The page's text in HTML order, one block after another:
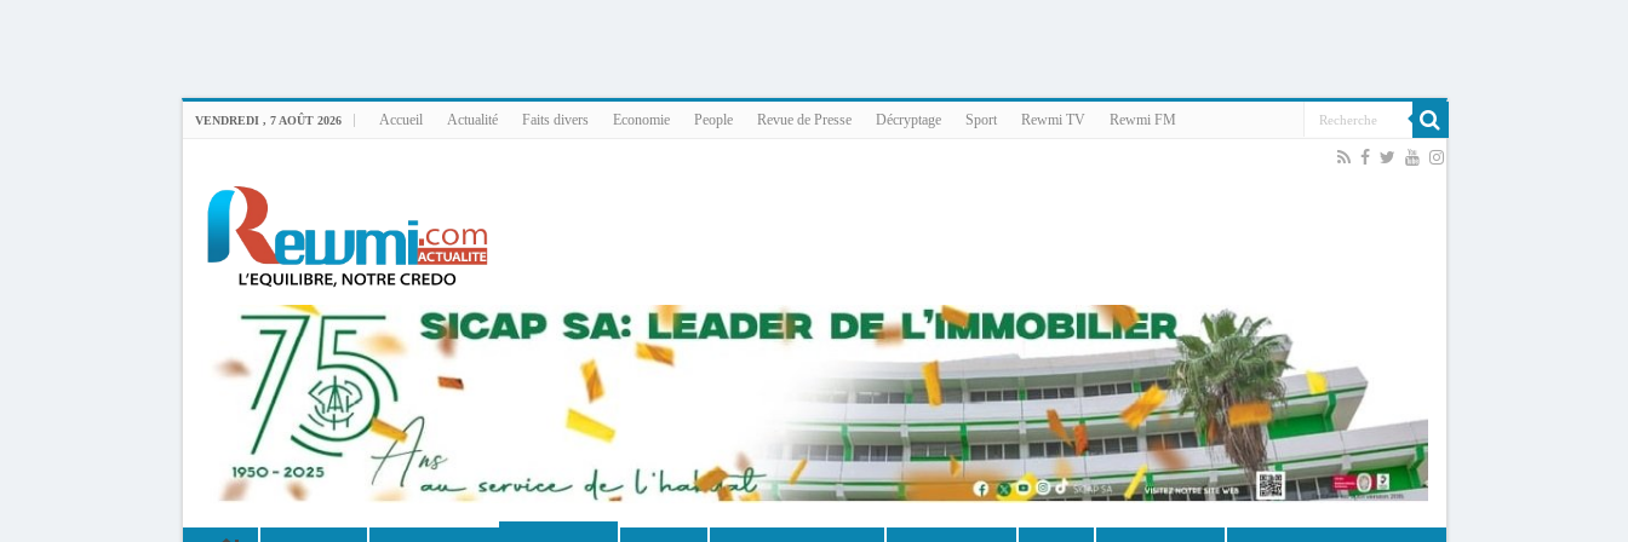
VENDREDI , 7 AOÛT 2026 Accueil Actualité Faits divers Economie People Revue de Presse Décryptage Sport Rewmi TV Rewmi FM